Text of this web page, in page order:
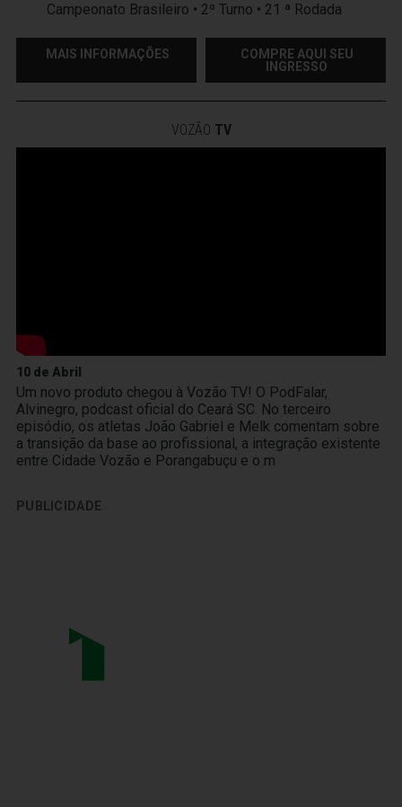
Campeonato Brasileiro • 2º Turno • 21 ª Rodada
MAIS INFORMAÇÕES
COMPRE AQUI SEU
INGRESSO
VOZÃO TV
10 de Abril
Um novo produto chegou à Vozão TV! O PodFalar,
Alvinegro, podcast oficial do Ceará SC. No terceiro
episódio, os atletas João Gabriel e Melk comentam sobre
a transição da base ao profissional, a integração existente
entre Cidade Vozão e Porangabuçu e o m
PUBLICIDADE